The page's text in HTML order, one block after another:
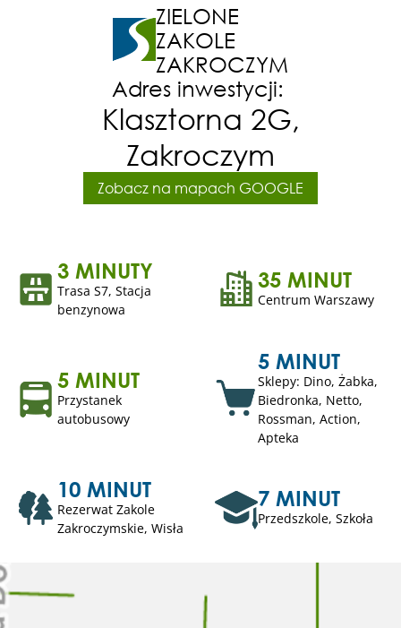
ZIELONE
ZAKOLE
ZAKROCZYM
Adres inwestycji:
Klasztorna 2G,
Zakroczym
Zobacz na mapach GOOGLE
3 MINUTY
Trasa S7, Stacja
benzynowa
35 MINUT
Centrum Warszawy
5 MINUT
Przystanek
autobusowy
5 MINUT
Sklepy: Dino, Żabka,
Biedronka, Netto,
Rossman, Action,
Apteka
10 MINUT
Rezerwat Zakole
Zakroczymskie, Wisła
7 MINUT
Przedszkole, Szkoła